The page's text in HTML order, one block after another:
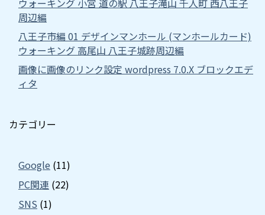
周辺編
八王子市編 01 デザインマンホール (マンホールカード)
ウォーキング 高尾山 八王子城跡周辺編
画像に画像のリンク設定 wordpress 7.0.X ブロックエデ
ィタ
カテゴリー
Google (11)
PC関連 (22)
SNS (1)